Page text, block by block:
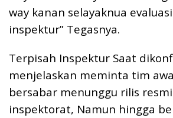
way kanan selayaknua
inspektur” Tegasnya.
Terpisah Inspektur Saat
menjelaskan meminta tim
bersabar menunggu rilis
inspektorat, Namun hingga